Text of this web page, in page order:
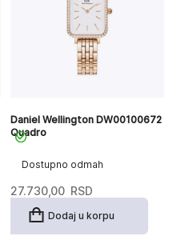
Dostupno odmah
Daniel Wellington DW00100672
Quadro
27.730,00 RSD
Dodaj u korpu